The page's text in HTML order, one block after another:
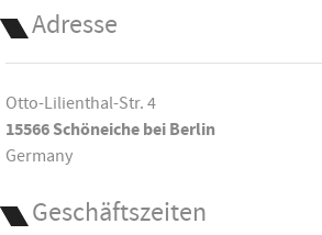
Adresse
Otto-Lilienthal-Str. 4
15566 Schöneiche bei Berlin
Germany
Geschäftszeiten